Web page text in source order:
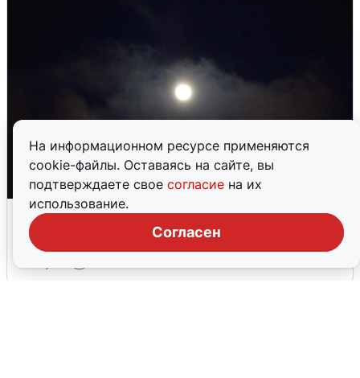
На информационном ресурсе применяются
cookie-файлы. Оставаясь на сайте, вы
подтверждаете свое согласие на их
использование.
Согласен
Взрывы в Воронеже после сигнала
тревоги